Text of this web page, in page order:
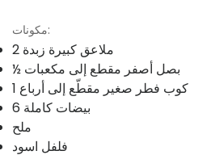
مكونات:
2 ملاعق كبيرة زبدة
½ بصل أصفر مقطع إلى مكعبات
1 كوب فطر صغير مقطّع إلى أرباع
6 بيضات كاملة
ملح
فلفل اسود